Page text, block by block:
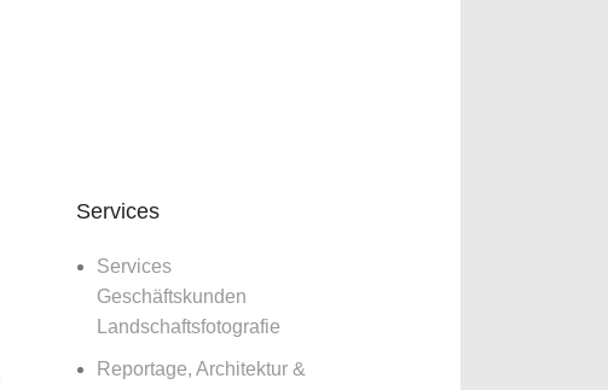
Services
Services
Geschäftskunden
Landschaftsfotografie
Reportage, Architektur &